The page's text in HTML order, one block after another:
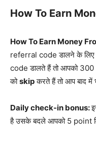
How To Earn
How To Earn Money
referral code डालने के लिए
code डालते हैं तो आपको
कोskipकरते हैं तो आप बाद में
Daily check-in bonus:
है उसके बदले आपको 5 point